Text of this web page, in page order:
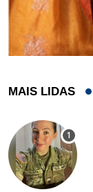
MAIS LIDAS